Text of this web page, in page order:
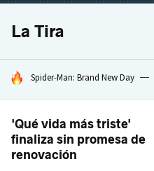
La Tira
HOY SE HABLA DE
Spider-Man: Brand New Day
'Qué vida más triste'
finaliza sin promesa de
renovación